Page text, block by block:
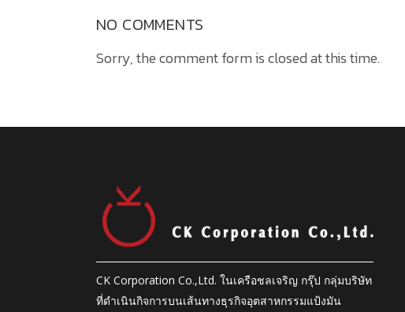
NO COMMENTS
Sorry, the comment form is closed at this time.
CK Corporation Co.,Ltd. ในเครือชลเจริญ กรุ๊ป กลุ่มบริษัท
ที่ดำเนินกิจการบนเส้นทางธุรกิจอุตสาหกรรมแป้งมัน